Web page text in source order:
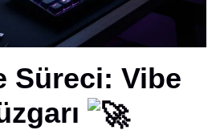
Süreci: Vibe